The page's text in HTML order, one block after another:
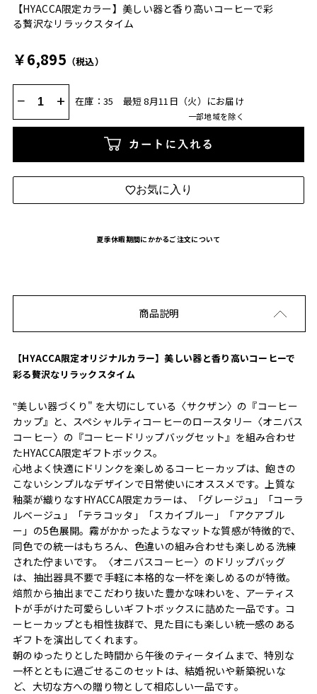
【HYACCA限定カラー】美しい器と香り高いコーヒーで彩
る贅沢なリラックスタイム
￥6,895 （税込）
− + 在庫：35 最短 8月11日（火）にお届け
一部地域を除く
カートに入れる
お気に入り
夏季休暇期間にかかるご注文について
商品説明
【HYACCA限定オリジナルカラー】美しい器と香り高いコーヒーで
彩る贅沢なリラックスタイム
‟美しい器づくり" を大切にしている〈サクザン〉の『コーヒー
カップ』と、スペシャルティコーヒーのロースタリー〈オニバス
コーヒー〉の『コーヒードリップバッグセット』を組み合わせ
たHYACCA限定ギフトボックス。
心地よく快適にドリンクを楽しめるコーヒーカップは、飽きの
こないシンプルなデザインで日常使いにオススメです。上質な
釉薬が織りなすHYACCA限定カラーは、「グレージュ」「コーラ
ルベージュ」「テラコッタ」「スカイブルー」「アクアブル
ー」の5色展開。霧がかかったようなマットな質感が特徴的で、
同色での統一はもちろん、色違いの組み合わせも楽しめる洗練
された佇まいです。〈オニバスコーヒー〉のドリップバッグ
は、抽出器具不要で手軽に本格的な一杯を楽しめるのが特徴。
焙煎から抽出までこだわり抜いた豊かな味わいを、アーティス
トが手がけた可愛らしいギフトボックスに詰めた一品です。コ
ーヒーカップとも相性抜群で、見た目にも楽しい統一感のある
ギフトを演出してくれます。
朝のゆったりとした時間から午後のティータイムまで、特別な
一杯とともに過ごせるこのセットは、結婚祝いや新築祝いな
ど、大切な方への贈り物として相応しい一品です。